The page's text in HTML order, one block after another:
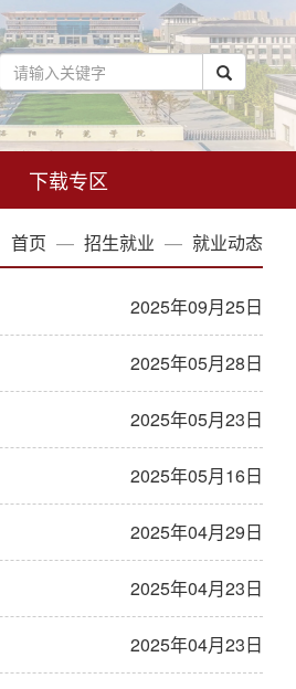
下载专区
首页 招生就业 就业动态
2025年09月25日
2025年05月28日
2025年05月23日
2025年05月16日
2025年04月29日
2025年04月23日
2025年04月23日